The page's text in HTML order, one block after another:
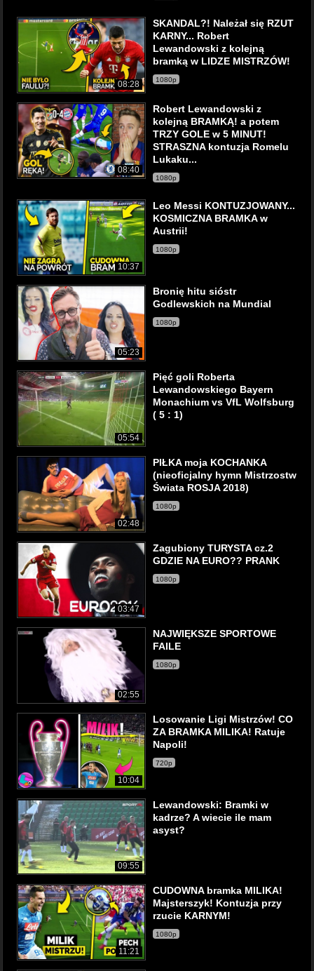
08:28
SKANDAL?! Należał się RZUT
KARNY... Robert
Lewandowski z kolejną
bramką w LIDZE MISTRZÓW!
1080p
08:40
Robert Lewandowski z
kolejną BRAMKĄ! a potem
TRZY GOLE w 5 MINUT!
STRASZNA kontuzja Romelu
Lukaku...
1080p
10:37
Leo Messi KONTUZJOWANY...
KOSMICZNA BRAMKA w
Austrii!
1080p
05:23
Bronię hitu sióstr
Godlewskich na Mundial
1080p
05:54
Pięć goli Roberta
Lewandowskiego Bayern
Monachium vs VfL Wolfsburg
( 5 : 1)
02:48
PIŁKA moja KOCHANKA
(nieoficjalny hymn Mistrzostw
Świata ROSJA 2018)
1080p
03:47
Zagubiony TURYSTA cz.2
GDZIE NA EURO?? PRANK
1080p
02:55
NAJWIĘKSZE SPORTOWE
FAILE
1080p
10:04
Losowanie Ligi Mistrzów! CO
ZA BRAMKA MILIKA! Ratuje
Napoli!
720p
09:55
Lewandowski: Bramki w
kadrze? A wiecie ile mam
asyst?
11:21
CUDOWNA bramka MILIKA!
Majsterszyk! Kontuzja przy
rzucie KARNYM!
1080p